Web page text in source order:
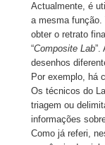
Actualmente, é
a mesma função.
obter o retrato
“Composite Lab”.
desenhos
Por exemplo, há
Os técnicos do
triagem ou
informações
Como já referi,